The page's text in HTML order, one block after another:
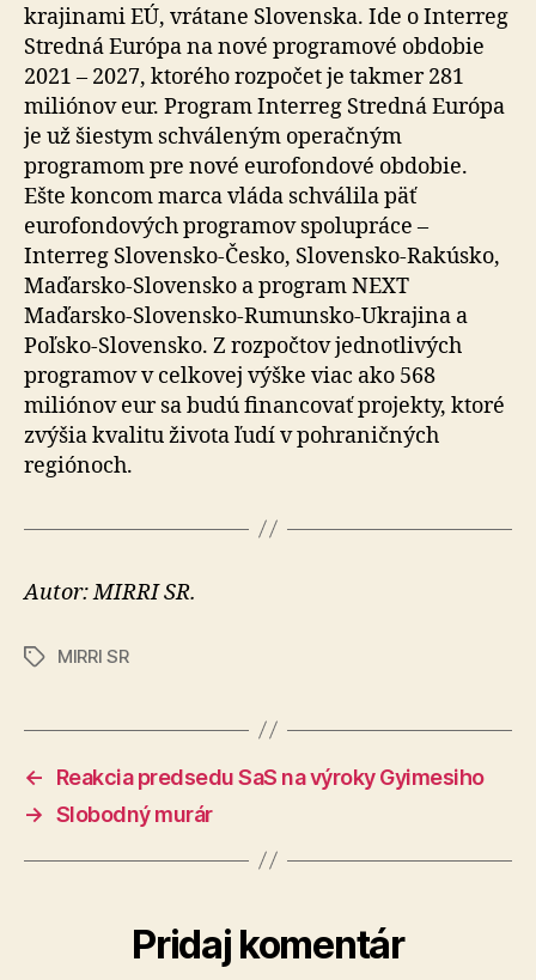
krajinami EÚ, vrátane Slovenska. Ide o Interreg
Stredná Európa na nové programové obdobie
2021 – 2027, ktorého rozpočet je takmer 281
miliónov eur. Program Interreg Stredná Európa
je už šiestym schváleným operačným
programom pre nové eurofondové obdobie.
Ešte koncom marca vláda schválila päť
eurofondových programov spolupráce –
Interreg Slovensko-Česko, Slovensko-Rakúsko,
Maďarsko-Slovensko a program NEXT
Maďarsko-Slovensko-Rumunsko-Ukrajina a
Poľsko-Slovensko. Z rozpočtov jednotlivých
programov v celkovej výške viac ako 568
miliónov eur sa budú financovať projekty, ktoré
zvýšia kvalitu života ľudí v pohraničných
regiónoch.
Autor: MIRRI SR.
ZnačkyMIRRI SR
←
Reakcia predsedu SaS na výroky Gyimesiho
→ Slobodný murár
Pridaj komentár